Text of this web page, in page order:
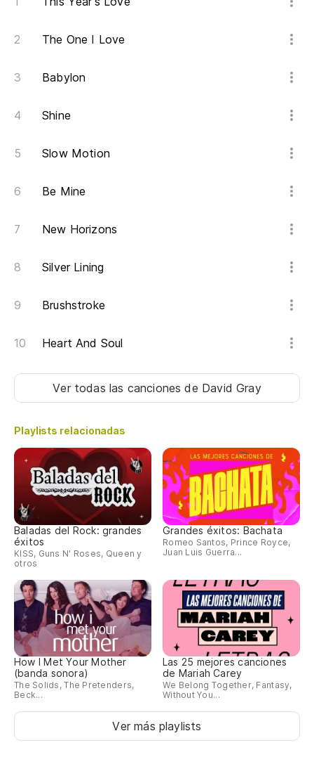
The One I Love
Babylon
Shine
Slow Motion
Be Mine
New Horizons
Silver Lining
Brushstroke
Heart And Soul
Ver todas las cancionesde David Gray
Playlists relacionadas
Baladas del Rock: grandes
éxitos
KISS, Guns N' Roses, Queen y
otros
Grandes éxitos: Bachata
Romeo Santos, Prince Royce,
Juan Luis Guerra...
How I Met Your Mother
(banda sonora)
The Solids, The Pretenders,
Beck...
Las 25 mejores canciones
de Mariah Carey
We Belong Together, Fantasy,
Without You...
Ver más playlists